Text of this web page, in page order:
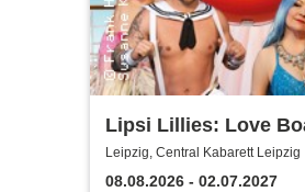
Lipsi Lillies: Love
Leipzig, Central Kabarett Leipzig
08.08.2026 - 02.07.2027